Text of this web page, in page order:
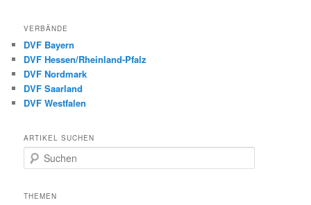
VERBÄNDE
DVF Bayern
DVF Hessen/Rheinland-Pfalz
DVF Nordmark
DVF Saarland
DVF Westfalen
ARTIKEL SUCHEN
u
h
THEMEN